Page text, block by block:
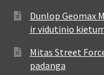
Dunlop Geomax
ir vidutinio
Mitas Street
padanga